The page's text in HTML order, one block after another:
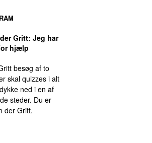
Gritt: Jeg har
hjælp
besøg af to
skal quizzes i alt
ned i en af
steder. Du er
der Gritt.